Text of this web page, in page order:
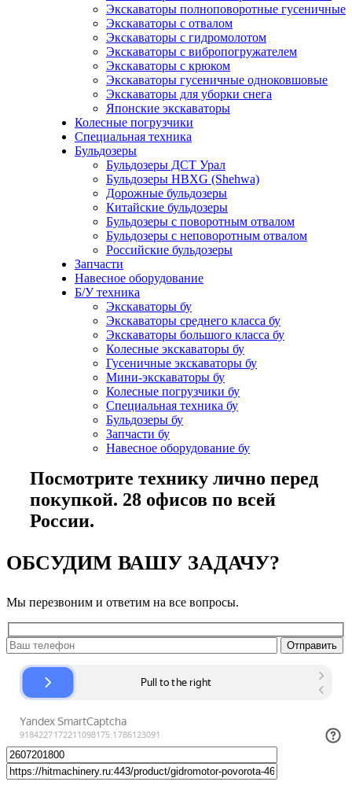
Экскаваторы полноповоротные гусеничные
Экскаваторы с отвалом
Экскаваторы с гидромолотом
Экскаваторы с вибропогружателем
Экскаваторы с крюком
Экскаваторы гусеничные одноковшовые
Экскаваторы для уборки снега
Японские экскаваторы
Колесные погрузчики
Специальная техника
Бульдозеры
Бульдозеры ДСТ Урал
Бульдозеры HBXG (Shehwa)
Дорожные бульдозеры
Китайские бульдозеры
Бульдозеры с поворотным отвалом
Бульдозеры с неповоротным отвалом
Российские бульдозеры
Запчасти
Навесное оборудование
Б/У техника
Экскаваторы бу
Экскаваторы среднего класса бу
Экскаваторы большого класса бу
Колесные экскаваторы бу
Гусеничные экскаваторы бу
Мини-экскаваторы бу
Колесные погрузчики бу
Специальная техника бу
Бульдозеры бу
Запчасти бу
Навесное оборудование бу
Посмотрите технику лично перед
покупкой. 28 офисов по всей
России.
ОБСУДИМ ВАШУ ЗАДАЧУ?
Мы перезвоним и ответим на все вопросы.